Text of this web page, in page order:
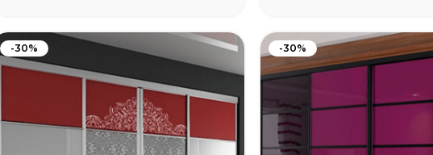
-30% -30%